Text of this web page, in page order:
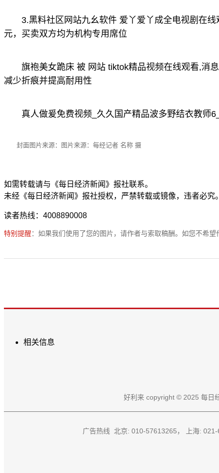
3.黑料社区网站九幺软件 爱丫爱丫成全电视剧在
元，买卖双方均为机构专用席位
旗袍美女跪床 被 网站 tiktok精品视频在线观看,消
减少折痕并提高耐用性
真人做爰免费视频_久久国产精品波多野结衣教师
封面图片来源：图片来源：每经记者 名称 摄
如需转载请与《每日经济新闻》报社联系。
未经《每日经济新闻》报社授权，严禁转载或镜像，违者必究
读者热线：4008890008
特别提醒：如果我们使用了您的图片，请作者与索取稿酬。如您不希
相关信息
好利来 copyright © 2025 每日
广告热线 北京: 010-57613265， 上海: